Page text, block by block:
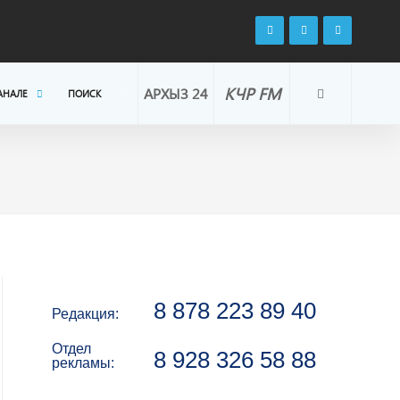
КЧР FM
АРХЫЗ 24
ПОИСК
Редакция: 8 878 223 89 40
Отдел
рекламы:
8 928 326 58 88